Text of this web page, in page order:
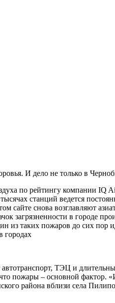
И дело не только в
по рейтингу компании IQ
станций ведется
сайте снова возглавляют
загрязненности в городе
из таких пожаров до сих пор
городах
автотранспорт, ТЭЦ и
пожары – основной фактор.
района вблизи села